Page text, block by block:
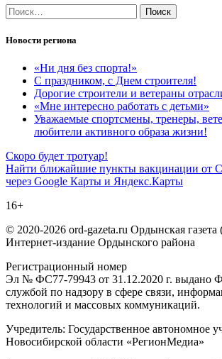
Найти:
Новости региона
«Ни дня без спорта!»
С праздником, с Днем строителя!
Дорогие строители и ветераны
«Мне интересно работать с детьми»
Уважаемые спортсмены, тренеры,
любители активного образа жизни!
Навигация
по
записям
Скоро будет тротуар!
Найти ближайшие пункты вакцинации от
через Google Карты и Яндекс.Карты
16+
© 2020-2026 ord-gazeta.ru Ордынская газета
Интернет-издание Ордынского района
Регистрационный номер
Эл № ФС77-79943 от 31.12.2020 г. выдано
службой по надзору в сфере связи,
технологий и массовых коммуникаций.
Учредитель: Государственное автономное
Новосибирской области «РегионМедиа»